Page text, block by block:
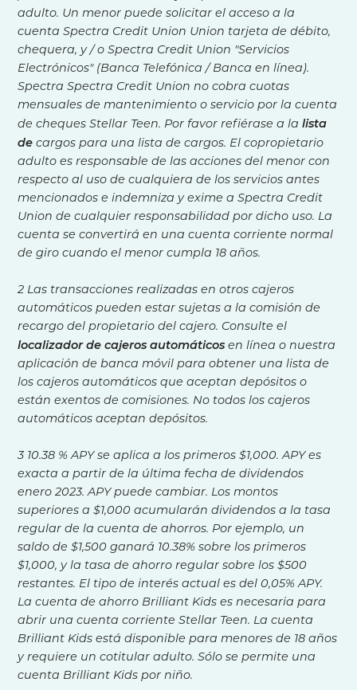
adulto. Un menor puede solicitar el acceso a la
cuenta Spectra Credit Union Union tarjeta de débito,
chequera, y / o Spectra Credit Union "Servicios
Electrónicos" (Banca Telefónica / Banca en línea).
Spectra Spectra Credit Union no cobra cuotas
mensuales de mantenimiento o servicio por la cuenta
de cheques Stellar Teen. Por favor refiérase a lalista
de cargos para una lista de cargos. El copropietario
adulto es responsable de las acciones del menor con
respecto al uso de cualquiera de los servicios antes
mencionados e indemniza y exime a Spectra Credit
Union de cualquier responsabilidad por dicho uso. La
cuenta se convertirá en una cuenta corriente normal
de giro cuando el menor cumpla 18 años.
2 Las transacciones realizadas en otros cajeros
automáticos pueden estar sujetas a la comisión de
recargo del propietario del cajero. Consulte el
localizador de cajeros automáticos en línea o nuestra
aplicación de banca móvil para obtener una lista de
los cajeros automáticos que aceptan depósitos o
están exentos de comisiones. No todos los cajeros
automáticos aceptan depósitos.
3 10.38 % APY se aplica a los primeros $1,000. APY es
exacta a partir de la última fecha de dividendos
enero 2023. APY puede cambiar. Los montos
superiores a $1,000 acumularán dividendos a la tasa
regular de la cuenta de ahorros. Por ejemplo, un
saldo de $1,500 ganará 10.38% sobre los primeros
$1,000, y la tasa de ahorro regular sobre los $500
restantes. El tipo de interés actual es del 0,05% APY.
La cuenta de ahorro Brilliant Kids es necesaria para
abrir una cuenta corriente Stellar Teen. La cuenta
Brilliant Kids está disponible para menores de 18 años
y requiere un cotitular adulto. Sólo se permite una
cuenta Brilliant Kids por niño.